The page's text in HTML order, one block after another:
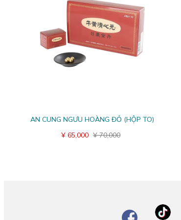
AN CUNG NGƯU HOÀNG ĐỎ (HỘP TO)
¥ 65,000 ¥ 70,000